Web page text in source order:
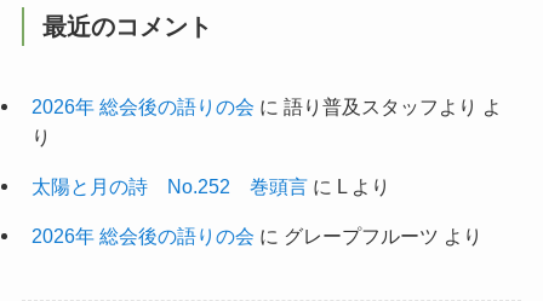
最近のコメント
2026年 総会後の語りの会 に 語り普及スタッフより よ
り
太陽と月の詩 No.252 巻頭言に Lより
2026年 総会後の語りの会 に グレープフルーツ より